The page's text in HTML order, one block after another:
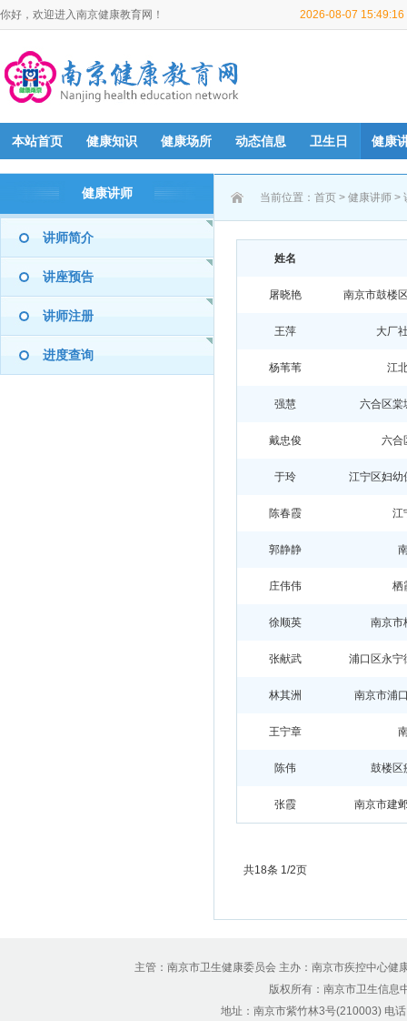
你好，欢迎进入南京健康教育网！ 2026-08-07 15:49:16
本站首页 健康知识 健康场所 动态信息 卫生日 健康
健康讲师
讲师简介
讲座预告
讲师注册
进度查询
当前位置： 首页 > 健康讲师 >
姓名
屠晓艳 南京市鼓楼
王萍 大厂
杨苇苇 江
强慧 六合区棠
戴忠俊 六合
于玲 江宁区妇幼
陈春霞 江
郭静静
庄伟伟 栖
徐顺英 南京市
张献武 浦口区永宁
林其洲 南京市浦
王宁章
陈伟 鼓楼区
张霞 南京市建
共18条 1/2页
主管：南京市卫生健康委员会 主办：南京市疾控中心
版权所有：南京市卫生信
地址：南京市紫竹林3号(210003) 电